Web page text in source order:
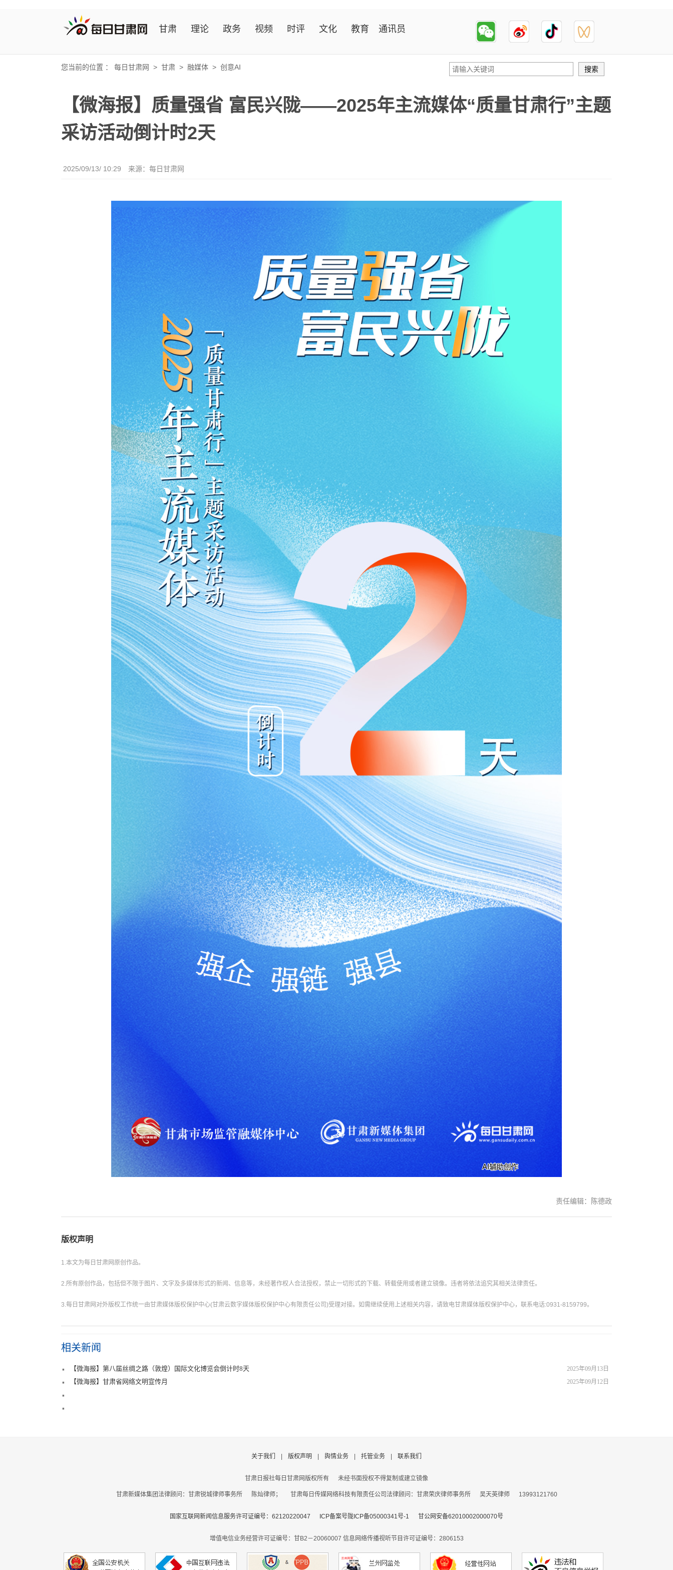
甘肃 理论 政务 视频 时评 文化 教育 通讯员
您当前的位置 ： 每日甘肃网 > 甘肃 > 融媒体 > 创意AI
【微海报】质量强省 富民兴陇——2025年主流媒体“质量甘肃行”主题
采访活动倒计时2天
2025/09/13/ 10:29 来源： 每日甘肃网
责任编辑：陈德政
版权声明
1.本文为每日甘肃网原创作品。
2.所有原创作品，包括但不限于图片、文字及多媒体形式的新闻、信息等，未经著作权人合法授权，禁止一切形式的下载、转载使用或者建立镜像。违者将依法追究其相关法律责任。
3.每日甘肃网对外版权工作统一由甘肃媒体版权保护中心(甘肃云数字媒体版权保护中心有限责任公司)受理对接。如需继续使用上述相关内容，请致电甘肃媒体版权保护中心，联系电话:0931-8159799。
相关新闻
2025年09月13日
【微海报】第八届丝绸之路（敦煌）国际文化博览会倒计时8天
2025年09月12日
【微海报】甘肃省网络文明宣传月
关于我们 版权声明 舆情业务 托管业务 联系我们
甘肃日报社每日甘肃网版权所有 未经书面授权不得复制或建立镜像
甘肃新媒体集团法律顾问：甘肃锐城律师事务所 陈灿律师； 甘肃每日传媒网络科技有限责任公司法律顾问：甘肃荣庆律师事务所 吴天英律师 13993121760
国家互联网新闻信息服务许可证编号：62120220047 ICP备案号陇ICP备05000341号-1 甘公网安备62010002000070号
增值电信业务经营许可证编号：甘B2－20060007 信息网络传播视听节目许可证编号：2806153